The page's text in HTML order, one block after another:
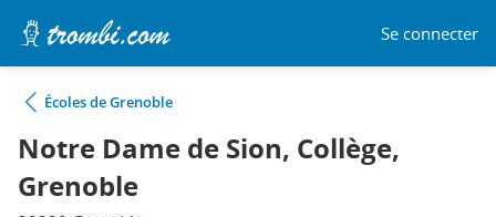
Se connecter
Écoles de Grenoble
Notre Dame de Sion, Collège,
Grenoble